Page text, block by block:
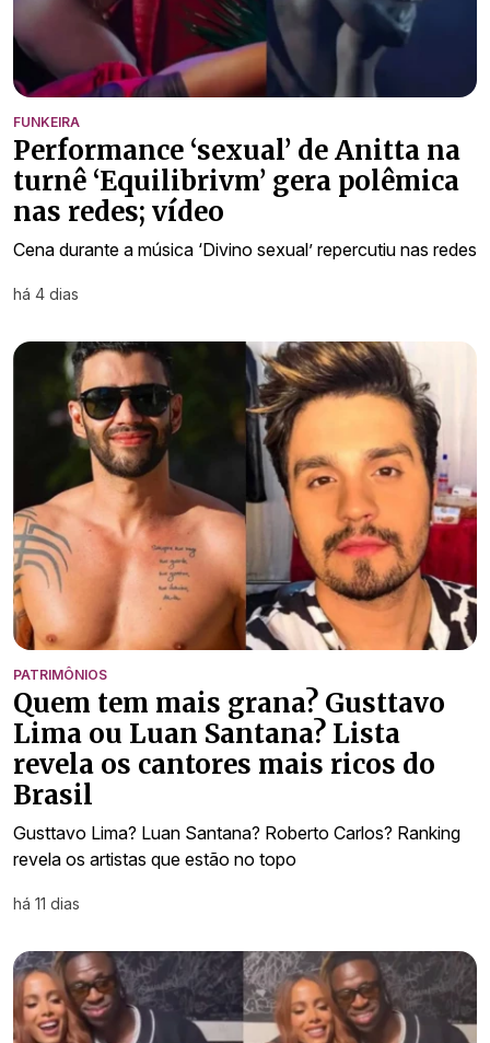
FUNKEIRA
Performance ‘sexual’ de Anitta na
turnê ‘Equilibrivm’ gera polêmica
nas redes; vídeo
Cena durante a música ‘Divino sexual’ repercutiu nas redes
há 4 dias
PATRIMÔNIOS
Quem tem mais grana? Gusttavo
Lima ou Luan Santana? Lista
revela os cantores mais ricos do
Brasil
Gusttavo Lima? Luan Santana? Roberto Carlos? Ranking
revela os artistas que estão no topo
há 11 dias